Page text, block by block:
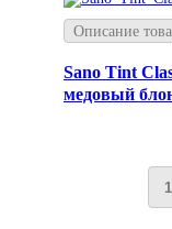
Описание
Sano Tint
медовый